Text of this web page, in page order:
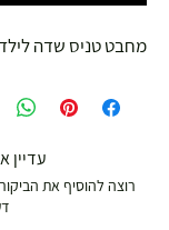
מחבט טניס שדה
עדיין
רוצה להוסיף את